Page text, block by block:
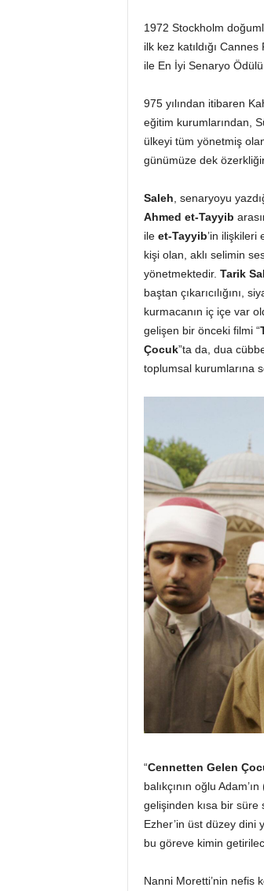
1972 Stockholm
ilk kez katıldığı
ile En İyi Senaryo
975 yılından itibaren
eğitim kurumlarından,
ülkeyi tüm yönetmiş
günümüze dek
Saleh , senaryoyu
Ahmed et-Tayyib
ile et-Tayyib’in
kişi olan, aklı selimin
yönetmektedir. Tarik
baştan çıkarıcılığını,
kurmacanın iç içe var
gelişen bir önceki filmi “
Çocuk”ta da, dua
toplumsal kurumlarına
“Cennetten Gelen
balıkçının oğlu Adam’ın
gelişinden kısa bir
Ezher’in üst düzey dini
bu göreve kimin
Nanni Moretti’nin nefis